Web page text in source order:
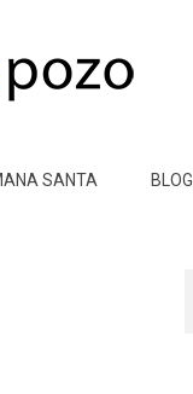
SANTA BLOG